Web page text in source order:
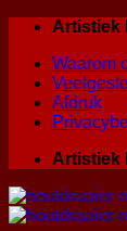
Skip
content
Artistiek
Waarom
Afdruk
Artistiek